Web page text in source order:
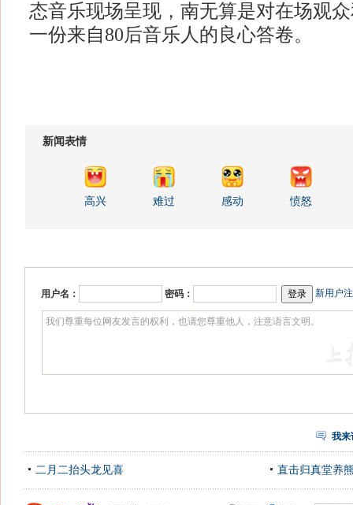
态音乐现场呈现，南无算是对在场观
一份来自80后音乐人的良心答卷。
新闻表情
高兴 难过 感动 愤怒
用户名： 密码： 新用户
我来
二月二抬头龙见喜 直击归真堂养